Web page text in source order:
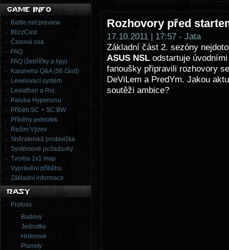
Battle.net preview
BlizzCast
Časová osa
FAQ
FAQ (žebříčky a ligy)
Karuneho Q&A (56 částí)
Levelovací systém
Leviathan a Roj
Paluba Hyperionu
Příběh SC + SC:BW
Příběhy jednotek
Režim Výzev
Sběratelská postavička
Systémové požadavky
Tvorba 1v1 map
Vyprávění příběhu
Základní informace
Protoss
Budovy
Jednotky
Hrdinové
Planety
Rozhovory před
17.10.2011 | 17:57 - Jata
Základní část 2. sezóny
ASUS NSL odstartuje
fanoušky připravili rozhovory
DeViLem a PredYm. Jakou
soutěži ambice?